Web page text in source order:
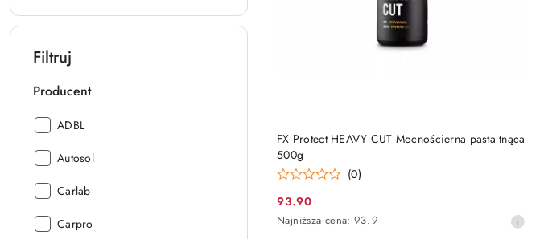
Filtruj
Producent
Producent:
ADBL
Producent:
Autosol
Producent:
Carlab
Producent:
Carpro
FX Protect HEAVY CUT Mocnościerna pasta tnąca
500g
(0)
Cena
promocyjna:
93.90
Najniższa
Najniższa cena: 93.9
DO KOSZYKA